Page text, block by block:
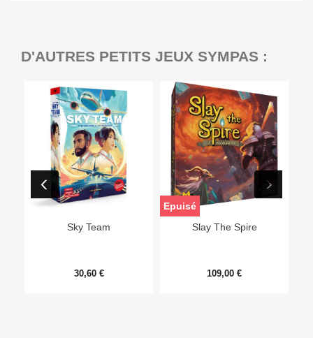
D'AUTRES PETITS JEUX SYMPAS :
Sky Team
30,60 €
Slay The Spire
109,00 €
Epuisé